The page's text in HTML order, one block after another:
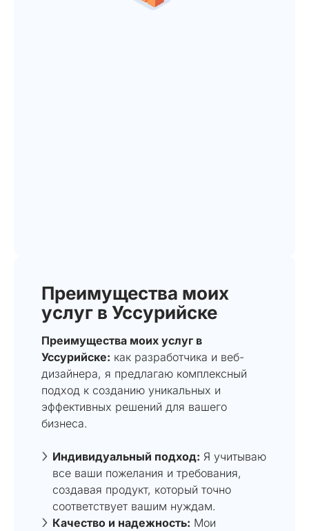
Преимущества моих
услуг в Уссурийске
Преимущества моих услуг в
Уссурийске: как разработчика и веб-
дизайнера, я предлагаю комплексный
подход к созданию уникальных и
эффективных решений для вашего
бизнеса.
Индивидуальный подход: Я учитываю
все ваши пожелания и требования,
создавая продукт, который точно
соответствует вашим нуждам.
Качество и надежность: Мои